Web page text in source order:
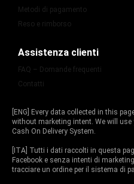
Metodi di pagamento
Reso e rimborso
Assistenza clienti
FAQ – Domande frequenti
Contatti
[ENG] Every data collected in this
without marketing intent. We will
Cash On Delivery System.
[ITA] Tutti i dati raccolti in questa
Facebook e senza intenti di
tracciare un ordine per il sistema di